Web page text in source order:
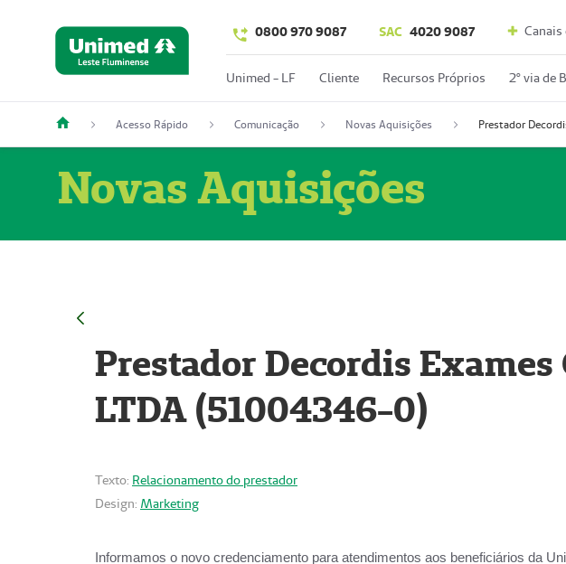
0800 970 9087 SAC 4020 9087
Unimed - LF Cliente Recursos Próprios 2º via de
Acesso Rápido Comunicação Novas Aquisições
Novas Aquisições
Prestador Decordis
LTDA (51004346-0)
Texto: Relacionamento do prestador
Design: Marketing
Informamos o novo credenciamento para atendimentos aos beneficiários da